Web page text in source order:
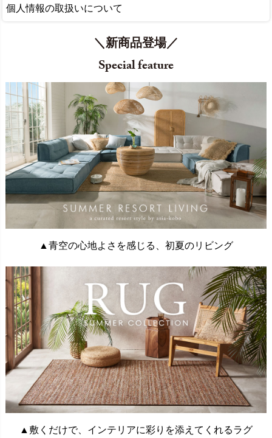
個人情報の取扱いについて
＼新商品登場／
Special feature
▲青空の心地よさを感じる、初夏のリビング
▲敷くだけで、インテリアに彩りを添えてくれるラグ